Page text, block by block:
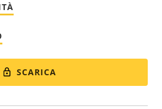
SCARICA